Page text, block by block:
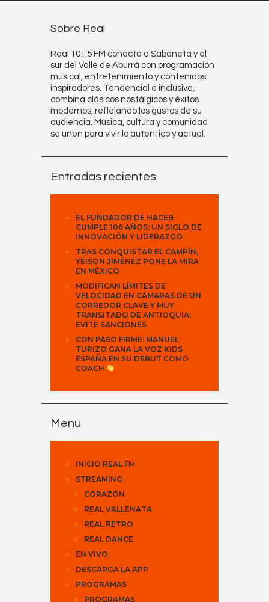
Sobre Real
Real 101.5 FM conecta a Sabaneta y el
sur del Valle de Aburrá con programación
musical, entretenimiento y contenidos
inspiradores. Tendencial e inclusiva,
combina clásicos nostálgicos y éxitos
modernos, reflejando los gustos de su
audiencia. Música, cultura y comunidad
se unen para vivir lo auténtico y actual.
Entradas recientes
EL FUNDADOR DE HACEB
CUMPLE 106 AÑOS: UN SIGLO DE
INNOVACIÓN Y LIDERAZGO
TRAS CONQUISTAR EL CAMPÍN,
YEISON JIMÉNEZ PONE LA MIRA
EN MÉXICO
MODIFICAN LÍMITES DE
VELOCIDAD EN CÁMARAS DE UN
CORREDOR CLAVE Y MUY
TRANSITADO DE ANTIOQUIA:
EVITE SANCIONES
CON PASO FIRME: MANUEL
TURIZO GANA LA VOZ KIDS
ESPAÑA EN SU DEBUT COMO
COACH
Menu
INICIO REAL FM
STREAMING
CORAZÓN
REAL VALLENATA
REAL RETRO
REAL DANCE
EN VIVO
DESCARGA LA APP
PROGRAMAS
PROGRAMAS